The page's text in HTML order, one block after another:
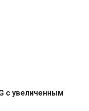
с увеличенным